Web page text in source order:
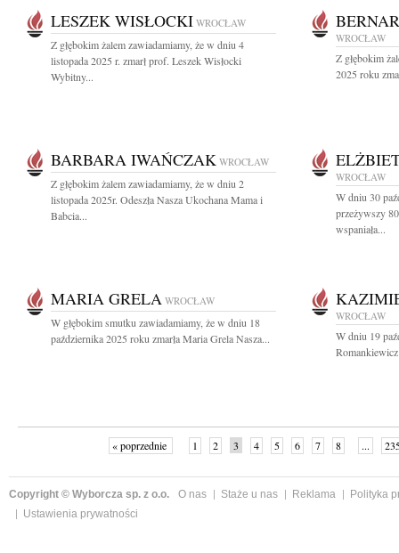
LESZEK WISŁOCKI WROCŁAW
Z głębokim żalem zawiadamiamy, że w dniu 4
listopada 2025 r. zmarł prof. Leszek Wisłocki
Wybitny...
WROCŁAW
Z głębokim
2025 roku
BARBARA IWAŃCZAK WROCŁAW
Z głębokim żalem zawiadamiamy, że w dniu 2
listopada 2025r. Odeszła Nasza Ukochana Mama i
Babcia...
WROCŁAW
W dniu 30
przeżywszy
wspaniała...
MARIA GRELA WROCŁAW
W głębokim smutku zawiadamiamy, że w dniu 18
października 2025 roku zmarła Maria Grela Nasza...
WROCŁAW
W dniu 19
« poprzednie 1 2 3 4 5 6 7 8 ...
Copyright © Wyborcza sp. z o.o. O nas Staże u nas Reklama
Polityka
Ustawienia prywatności